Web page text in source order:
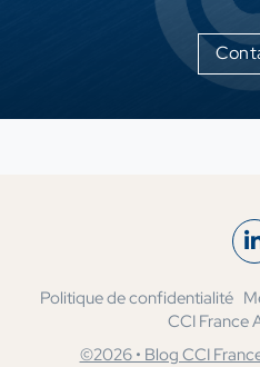
Politique de confidentialité
CCI France
©2026 • Blog CCI